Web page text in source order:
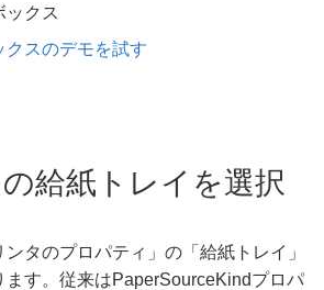
クスのデモを試す
給紙トレイを選択
タのプロパティ」の「給紙トレイ」
ます。従来はPaperSourceKindプロパ